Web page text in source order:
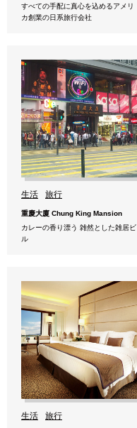
すべての手配に真心を込めるアメリ
カ創業の日系旅行会社
生活 旅行
重慶大廈 Chung King Mansion
カレーの香り漂う 雑然とした雑居ビ
ル
生活 旅行